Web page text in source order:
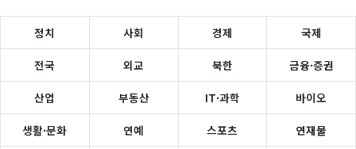
정치 사회 경제 국제
전국 외교 북한 금융·증권
산업 부동산 IT·과학 바이오
생활·문화 연예 스포츠 연재물